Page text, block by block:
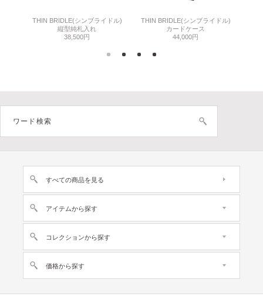
THIN BRIDLE(シンブライドル)
縦型純札入れ
38,500円
THIN BRIDLE(シンブライドル)
カードケース
44,000円
すべての商品を見る
アイテムから探す
コレクションから探す
価格から探す